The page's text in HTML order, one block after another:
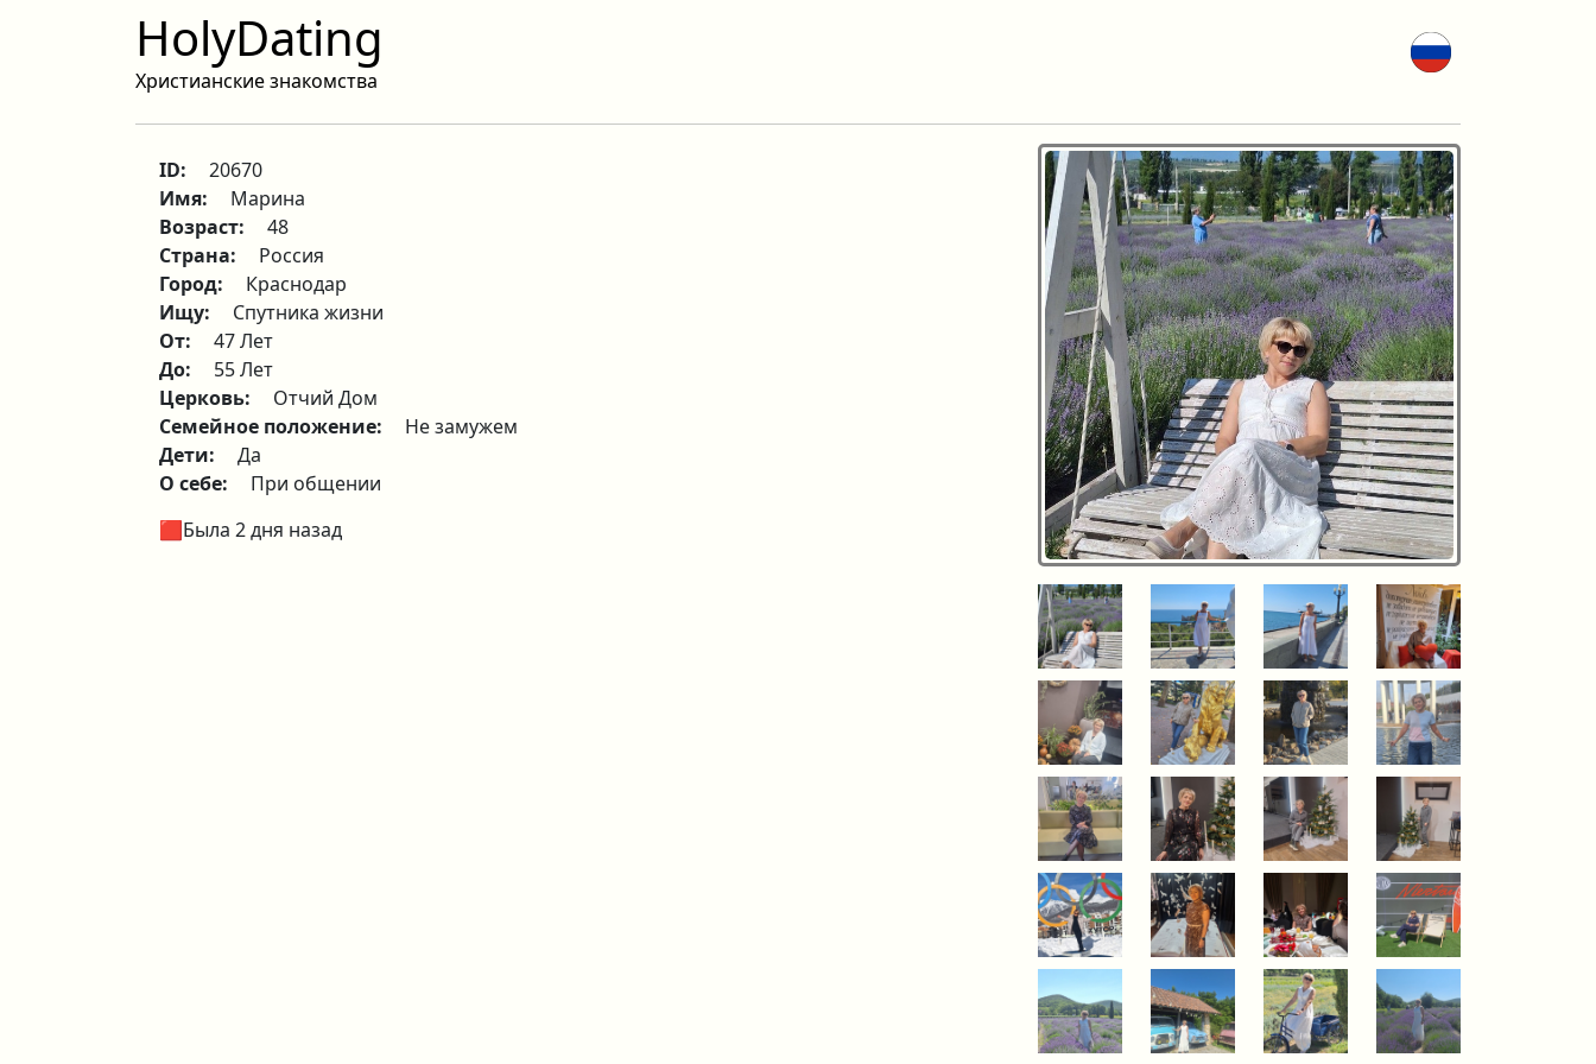
HolyDating
Христианские знакомства
ID:
20670
Имя:
Марина
Возраст:
48
Страна:
Россия
Город:
Краснодар
Ищу:
Спутника жизни
От:
47 Лет
До:
55 Лет
Церковь:
Отчий Дом
Семейное положение:
Не замужем
Дети:
Да
О себе:
При общении
🟥Была 2 дня назад